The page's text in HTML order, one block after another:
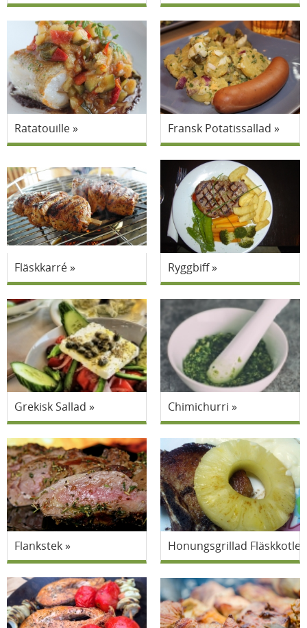
Ratatouille Fransk Potatissallad
Fläskkarré Ryggbiff
Grekisk Sallad Chimichurri
Flankstek Honungsgrillad